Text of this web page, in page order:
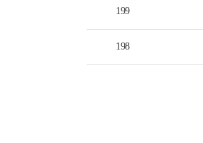
199
198